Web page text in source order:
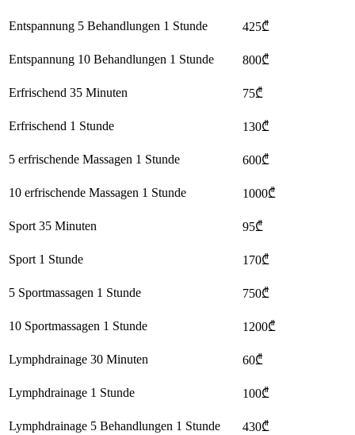
Entspannung 5 Behandlungen 1 Stunde 425₾
Entspannung 10 Behandlungen 1 Stunde 800₾
Erfrischend 35 Minuten 75₾
Erfrischend 1 Stunde 130₾
5 erfrischende Massagen 1 Stunde 600₾
10 erfrischende Massagen 1 Stunde 1000₾
Sport 35 Minuten 95₾
Sport 1 Stunde 170₾
5 Sportmassagen 1 Stunde 750₾
10 Sportmassagen 1 Stunde 1200₾
Lymphdrainage 30 Minuten 60₾
Lymphdrainage 1 Stunde 100₾
Lymphdrainage 5 Behandlungen 1 Stunde 430₾